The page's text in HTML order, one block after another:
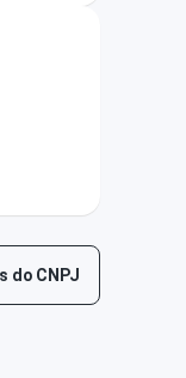
do CNPJ